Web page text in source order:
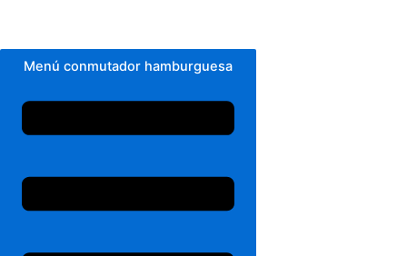
Menú conmutador hamburguesa